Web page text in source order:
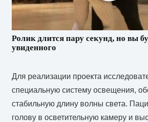
Ролик длится пару секунд, но вы
увиденного
Для реализации проекта
специальную систему освещения,
стабильную длину волны света.
голову в осветительную камеру и